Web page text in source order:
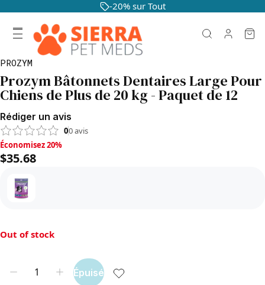
-20% sur Tout
PROZYM
Prozym Bâtonnets Dentaires Large Pour
Chiens de Plus de 20 kg - Paquet de 12
Rédiger un avis
00avis
Économisez 20%, $35.68
Économisez 20%
$35.68
Out of stock
Épuisé